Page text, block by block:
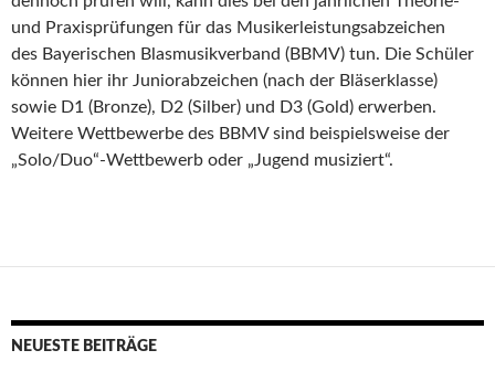
und Praxisprüfungen für das Musikerleistungsabzeichen
des Bayerischen Blasmusikverband (BBMV) tun. Die Schüler
können hier ihr Juniorabzeichen (nach der Bläserklasse)
sowie D1 (Bronze), D2 (Silber) und D3 (Gold) erwerben.
Weitere Wettbewerbe des BBMV sind beispielsweise der
„Solo/Duo“-Wettbewerb oder „Jugend musiziert“.
NEUESTE BEITRÄGE